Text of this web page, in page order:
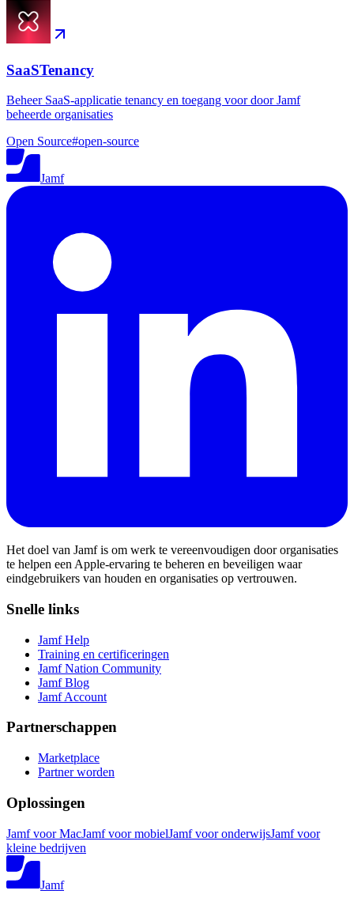
SaaSTenancy
Beheer SaaS-applicatie tenancy en toegang voor door Jamf
beheerde organisaties
Open Source#open-source
Jamf
Het doel van Jamf is om werk te vereenvoudigen door organisaties
te helpen een Apple-ervaring te beheren en beveiligen waar
eindgebruikers van houden en organisaties op vertrouwen.
Snelle links
Jamf Help
Training en certificeringen
Jamf Nation Community
Jamf Blog
Jamf Account
Partnerschappen
Marketplace
Partner worden
Oplossingen
Jamf voor MacJamf voor mobielJamf voor onderwijsJamf voor
kleine bedrijven
Jamf